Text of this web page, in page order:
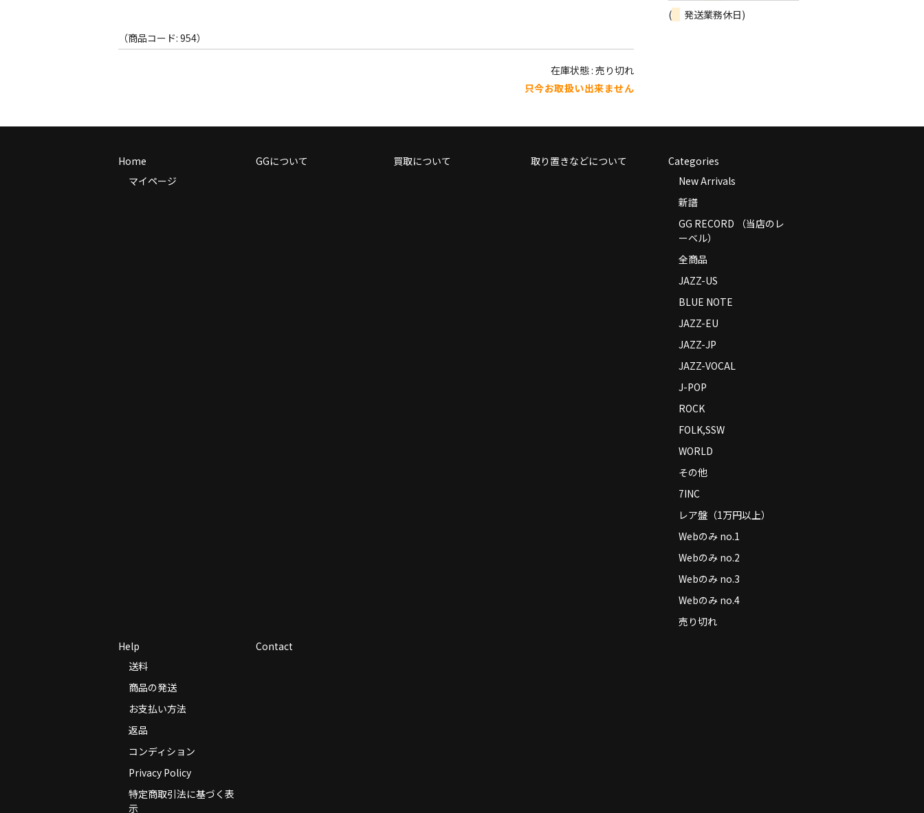
（商品コード: 954）
在庫状態 : 売り切れ
只今お取扱い出来ません
(
発送業務休日)
Home
マイページ
GGについて 買取について 取り置きなどについて
Categories
New Arrivals
新譜
GG RECORD （当店のレ
ーベル）
全商品
JAZZ-US
BLUE NOTE
JAZZ-EU
JAZZ-JP
JAZZ-VOCAL
J-POP
ROCK
FOLK,SSW
WORLD
その他
7INC
レア盤（1万円以上）
Webのみ no.1
Webのみ no.2
Webのみ no.3
Webのみ no.4
売り切れ
Help
送料
商品の発送
お支払い方法
返品
コンディション
Privacy Policy
特定商取引法に基づく表
示
Contact